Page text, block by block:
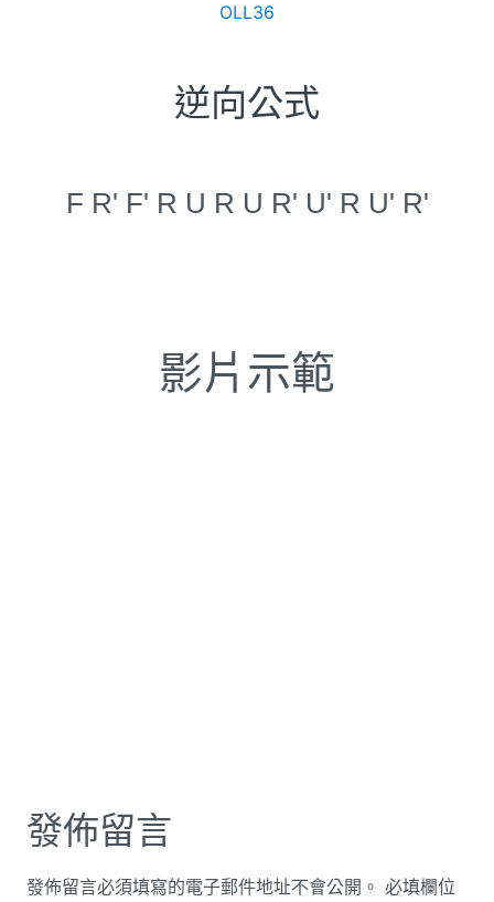
OLL36
逆向公式
F R' F' R U R U R' U' R U' R'
影片示範
發佈留言
發佈留言必須填寫的電子郵件地址不會公開。 必填欄位